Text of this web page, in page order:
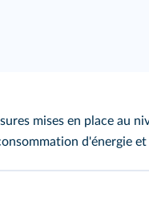
mises en place au
d'énergie